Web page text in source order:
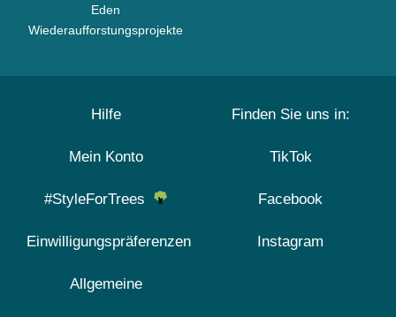
Eden
Wiederaufforstungsprojekte
Hilfe
Mein Konto
#StyleForTrees
Einwilligungspräferenzen
Allgemeine
Finden Sie uns in:
TikTok
Facebook
Instagram